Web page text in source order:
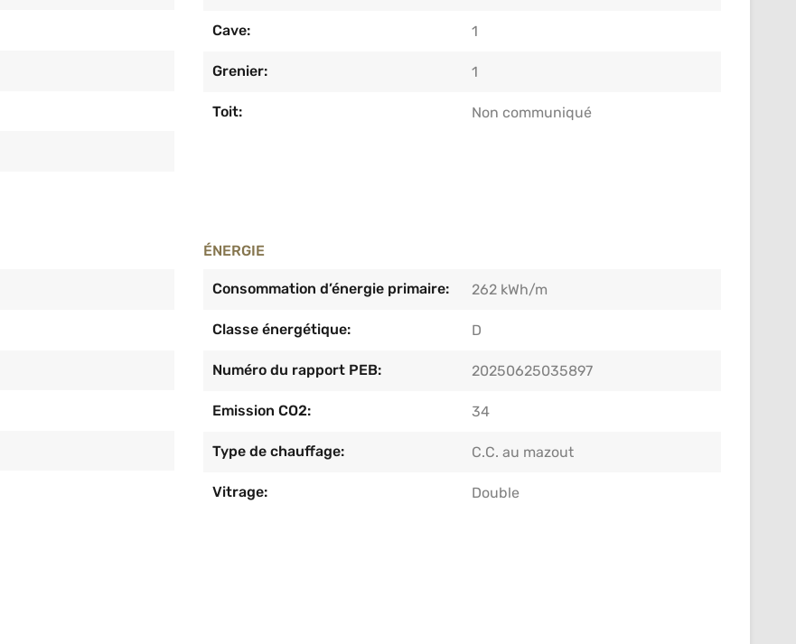
Cave: 1
Grenier: 1
Toit: Non communiqué
ÉNERGIE
Consommation d’énergie primaire: 262 kWh/m
Classe énergétique: D
Numéro du rapport PEB: 20250625035897
Emission CO2: 34
Type de chauffage: C.C. au mazout
Vitrage: Double